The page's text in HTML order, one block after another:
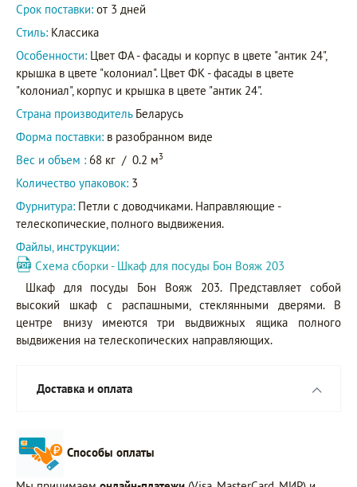
Срок поставки: от 3 дней
Стиль: Классика
Особенности: Цвет ФА - фасады и корпус в цвете "антик 24",
крышка в цвете "колониал". Цвет ФК - фасады в цвете
"колониал", корпус и крышка в цвете "антик 24".
Страна производитель Беларусь
Форма поставки: в разобранном виде
Вес и объем : 68 кг / 0.2 м3
Количество упаковок: 3
Фурнитура: Петли с доводчиками. Направляющие -
телескопические, полного выдвижения.
Файлы, инструкции:
Схема сборки - Шкаф для посуды Бон Вояж 203
Шкаф для посуды Бон Вояж 203. Представляет собой
высокий шкаф с распашными, стеклянными дверями. В
центре внизу имеются три выдвижных ящика полного
выдвижения на телескопических направляющих.
Доставка и оплата
Способы оплаты